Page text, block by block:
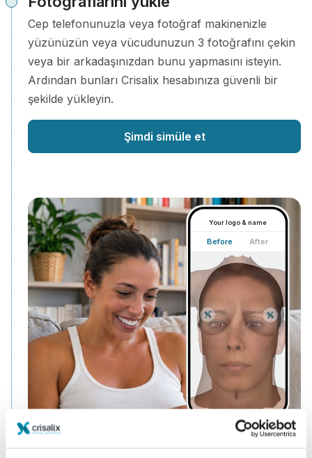
Cep telefonunuzla veya fotoğraf makinenizle
yüzünüzün veya vücudunuzun 3 fotoğrafını çekin
veya bir arkadaşınızdan bunu yapmasını isteyin.
Ardından bunları Crisalix hesabınıza güvenli bir
şekilde yükleyin.
Şimdi simüle et
Your logo & name
Before After